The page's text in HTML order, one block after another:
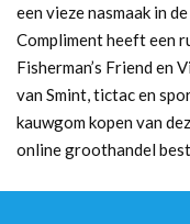
een vieze nasmaak in
Compliment heeft een
Fisherman’s Friend en
van Smint, tictac en
kauwgom kopen van
online groothandel